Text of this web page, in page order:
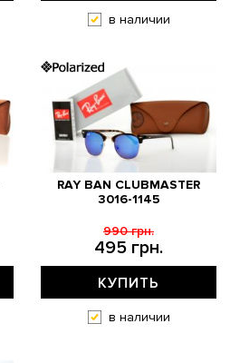
в наличии
RAY BAN CLUBMASTER
3016-1145
495 грн.
990 грн.
КУПИТЬ
в наличии